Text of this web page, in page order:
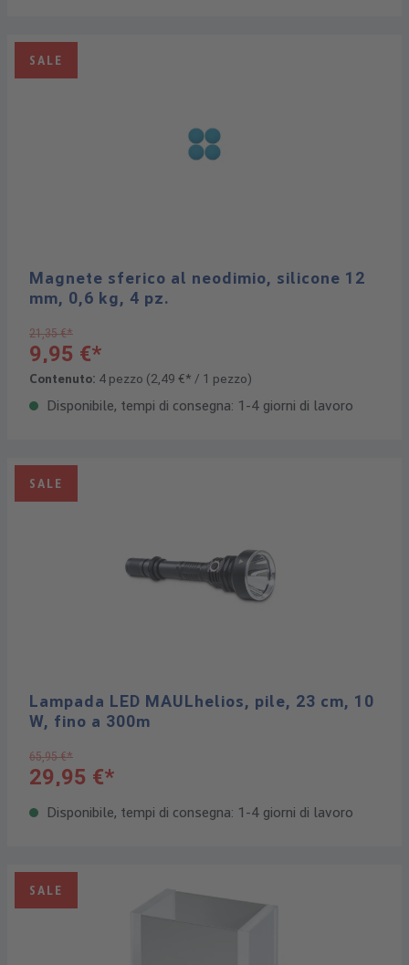
SALE
Magnete sferico al neodimio, silicone 12
mm, 0,6 kg, 4 pz.
21,35 €*
9,95 €*
Contenuto: 4 pezzo (2,49 €* / 1 pezzo)
Disponibile, tempi di consegna: 1-4 giorni di lavoro
SALE
Lampada LED MAULhelios, pile, 23 cm, 10
W, fino a 300m
65,95 €*
29,95 €*
Disponibile, tempi di consegna: 1-4 giorni di lavoro
SALE